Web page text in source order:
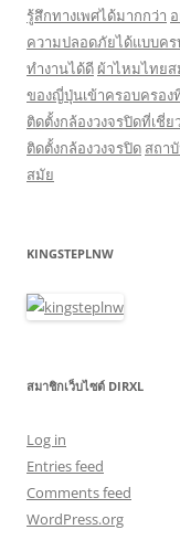
รู้สึกทางเพศได้มากกว่า
ความปลอดภัยได้แบบค
ทำงานได้ดี ผ้าไหมไทย
ของญี่ปุ่นเข้าครอบครอง
ติดตั้งกล้องวงจรปิดที่เชี่
ติดตั้งกล้องวงจรปิด สถา
สมัย
KINGSTEPLNW
สมาชิกเว็บไซต์ DIRXL
Log in
Entries feed
Comments feed
WordPress.org